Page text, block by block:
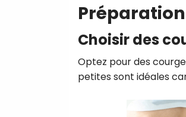
Choisir des
Optez pour des
petites sont idéales